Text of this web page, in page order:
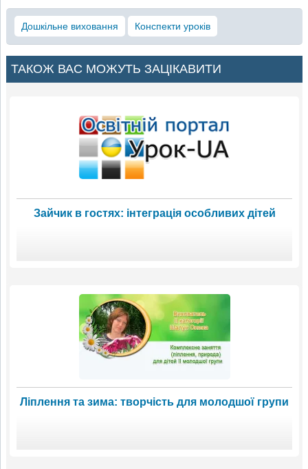
Дошкільне виховання Конспекти уроків
ТАКОЖ ВАС МОЖУТЬ ЗАЦІКАВИТИ
Зайчик в гостях: інтеграція особливих дітей
Ліплення та зима: творчість для молодшої групи